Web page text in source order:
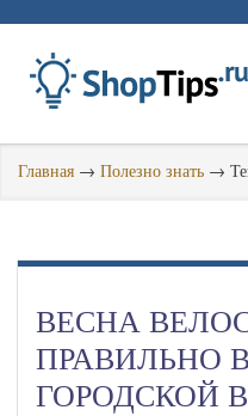
Главная → Полезно знать →
ВЕСНА
ПРАВИЛЬНО
ГОРОДСКОЙ